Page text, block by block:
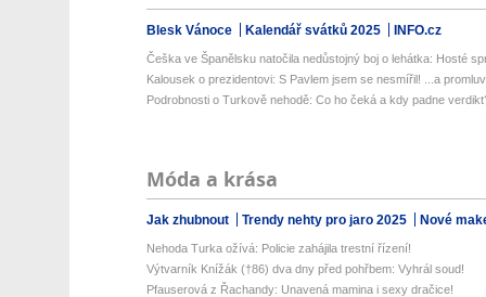
Blesk Vánoce Kalendář svátků 2025 INFO.cz
Češka ve Španělsku natočila nedůstojný boj o lehátka: Hosté
Kalousek o prezidentovi: S Pavlem jsem se nesmířil! ...a
Podrobnosti o Turkově nehodě: Co ho čeká a kdy padne
Móda a krása
Jak zhubnout Trendy nehty pro jaro 2025 Nové
Nehoda Turka ožívá: Policie zahájila trestní řízení!
Výtvarník Knížák (†86) dva dny před pohřbem: Vyhrál soud!
Pfauserová z Řachandy: Unavená mamina i sexy dračice!